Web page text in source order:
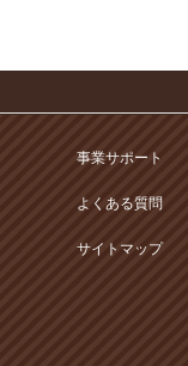
事業サポート
よくある質問
サイトマップ